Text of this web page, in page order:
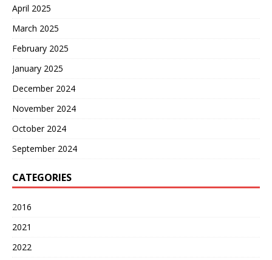
April 2025
March 2025
February 2025
January 2025
December 2024
November 2024
October 2024
September 2024
CATEGORIES
2016
2021
2022